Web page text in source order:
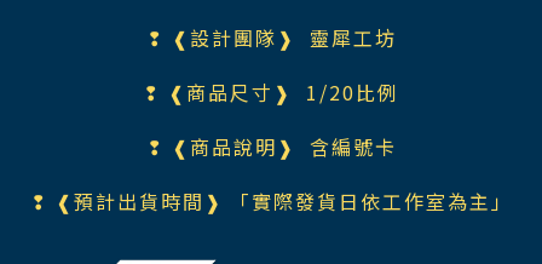
❢ ❰設計團隊❱ 靈犀工坊
❢ ❰商品尺寸❱ 1/20比例
❢ ❰商品說明❱ 含編號卡
❢ ❰預計出貨時間❱ 「實際發貨日依工作室為主」